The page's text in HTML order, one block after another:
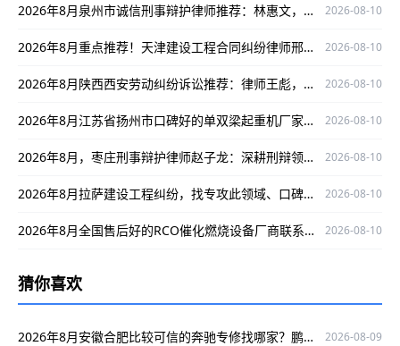
2026年8月泉州市诚信刑事辩护律师推荐：林惠文，专业可靠为您维权 2026-08-10
2026年8月重点推荐！天津建设工程合同纠纷律师邢娈，办案严谨口碑出众！ 2026-08-10
2026年8月陕西西安劳动纠纷诉讼推荐：律师王彪，深耕领域口碑出众 2026-08-10
2026年8月江苏省扬州市口碑好的单双梁起重机厂家，圣起机械值得关注！ 2026-08-10
2026年8月，枣庄刑事辩护律师赵子龙：深耕刑辩领域，成功案例护航当事人权益 2026-08-10
2026年8月拉萨建设工程纠纷，找专攻此领域、口碑出众的律师黄永罗！ 2026-08-10
2026年8月全国售后好的RCO催化燃烧设备厂商联系攻略：济南华商环保实力揭秘 2026-08-10
猜你喜欢
2026年8月安徽合肥比较可信的奔驰专修找哪家？鹏星行值得关注 2026-08-09